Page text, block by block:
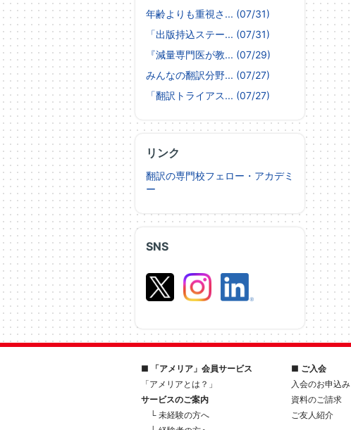
SNS
年齢よりも重視さ... (07/31)
「出版持込ステー... (07/31)
『減量専門医が教... (07/29)
みんなの翻訳分野... (07/27)
「翻訳トライアス... (07/27)
リンク
翻訳の専門校フェロー・アカデミ
ー
■ 「アメリア」会員サービス
「アメリアとは？」
サービスのご案内
└ 未経験の方へ
■ ご入会
入会のお申込み
資料のご請求
ご友人紹介